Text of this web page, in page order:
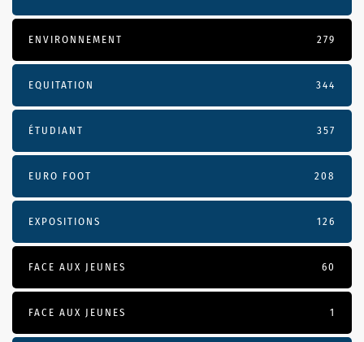
ENVIRONNEMENT 279
EQUITATION 344
ÉTUDIANT 357
EURO FOOT 208
EXPOSITIONS 126
FACE AUX JEUNES 60
FACE AUX JEUNES 1